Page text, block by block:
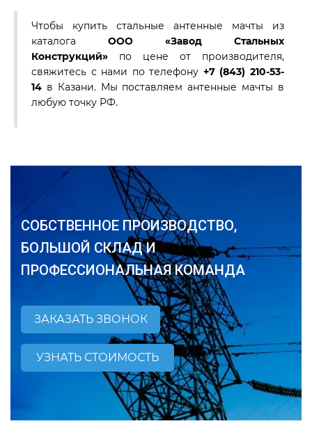
Чтобы купить стальные антенные мачты из
каталога ООО «Завод Стальных
Конструкций» по цене от производителя,
свяжитесь с нами по телефону +7 (843) 210-53-
14 в Казани. Мы поставляем антенные мачты в
любую точку РФ.
СОБСТВЕННОЕ ПРОИЗВОДСТВО,
БОЛЬШОЙ СКЛАД И
ПРОФЕССИОНАЛЬНАЯ КОМАНДА
ЗАКАЗАТЬ ЗВОНОК
УЗНАТЬ СТОИМОСТЬ